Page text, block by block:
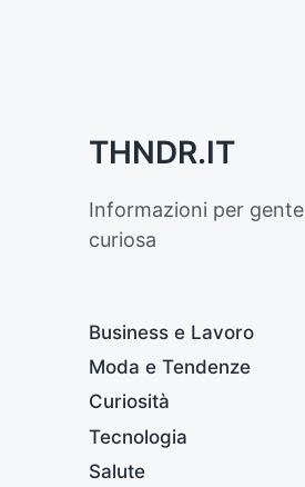
THNDR.IT
Informazioni per gente
curiosa
Business e Lavoro
Moda e Tendenze
Curiosità
Tecnologia
Salute